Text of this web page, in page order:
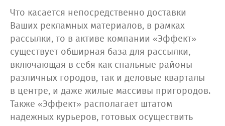
Что касается непосредственно доставки
Ваших рекламных материалов, в рамках
рассылки, то в активе компании «Эффект»
существует обширная база для рассылки,
включающая в себя как спальные районы
различных городов, так и деловые кварталы
в центре, и даже жилые массивы пригородов.
Также «Эффект» располагает штатом
надежных курьеров, готовых осуществить